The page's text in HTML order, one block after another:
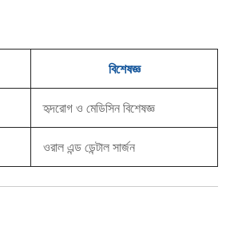
বিশেষজ্ঞ
হৃদরোগ ও মেডিসিন বিশেষজ্ঞ
ওরাল এন্ড ডেন্টাল সার্জন